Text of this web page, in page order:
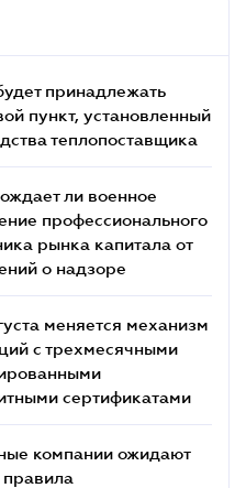
принадлежать
пункт, установленный
теплопоставщика
ли военное
профессионального
рынка капитала от
о надзоре
меняется механизм
с трехмесячными
сертификатами
компании ожидают